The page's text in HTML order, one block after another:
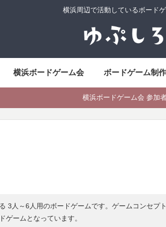
横浜周辺で活動しているボード
横浜ボードゲーム会 ボードゲーム制作
横浜ボードゲーム会 参加
3人～6人用のボードゲームです。ゲームコンセプ
ゲームとなっています。